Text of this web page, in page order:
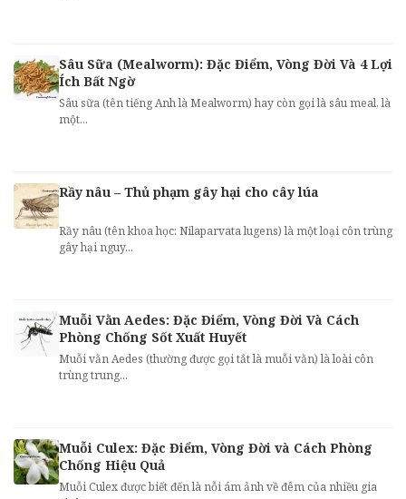
Sâu Sữa (Mealworm): Đặc Điểm, Vòng Đời Và 4 Lợi
Ích Bất Ngờ
Sâu sữa (tên tiếng Anh là Mealworm) hay còn gọi là sâu meal, là
một...
Rầy nâu – Thủ phạm gây hại cho cây lúa
Rầy nâu (tên khoa học: Nilaparvata lugens) là một loại côn trùng
gây hại nguy...
Muỗi Vằn Aedes: Đặc Điểm, Vòng Đời Và Cách
Phòng Chống Sốt Xuất Huyết
Muỗi vằn Aedes (thường được gọi tắt là muỗi vằn) là loài côn
trùng trung...
Muỗi Culex: Đặc Điểm, Vòng Đời và Cách Phòng
Chống Hiệu Quả
Muỗi Culex được biết đến là nỗi ám ảnh về đêm của nhiều gia